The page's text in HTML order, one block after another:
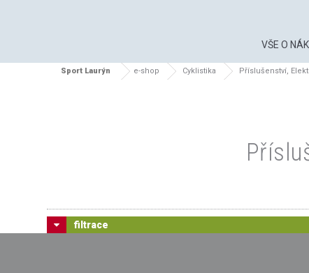
VŠE O
Sport Laurýn e-shop Cyklistika Příslušenství,
filtrace